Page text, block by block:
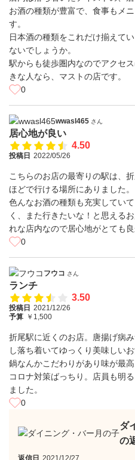
お酒の種類が豊富で、食事もメ
す。
日本酒の種類をこれだけ揃えて
ないでしょうか。
駅からも徒歩圏内なのでアクセ
きな人なら、マストの店です。
0
wwasl465 さん
居心地が良い
4.50
投稿日 2022/05/26
こちらのお店の最寄りの駅は、
ほどで行ける場所にありました。
色んなお酒の種類も充実してい
く、また行きたいな！と思える
れな店内なので居心地がとても良
0
フウコ さん
ランチ
3.50
投稿日 2021/12/26
予算 ￥1,500
折尾駅に近くのお店。唐揚げ病
し落ち着いてゆっくり美味しい
鍋なんかこだわりがあり味が最高
コロナ対策ばっちり。店員も明
ました。
0
ダ
の
返信日 2021/12/27